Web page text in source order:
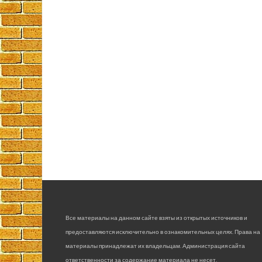
Все материалы на данном сайте взяты из открытых источников и
предоставляются исключительно в ознакомительных целях. Права на
материалы принадлежат их владельцам. Администрация сайта
ответственности за содержание материала не несет.